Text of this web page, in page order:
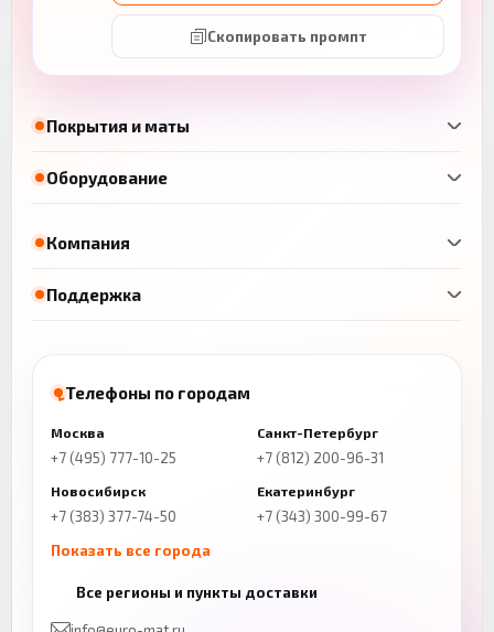
Покрытия и маты
Оборудование
Скопировать промпт
Компания
Поддержка
Телефоны по городам
Москва
+7 (495) 777-10-25
Санкт-Петербург
+7 (812) 200-96-31
Новосибирск
+7 (383) 377-74-50
Екатеринбург
+7 (343) 300-99-67
Показать все города
+7 (843) 206-01-30
Все регионы и пункты доставки